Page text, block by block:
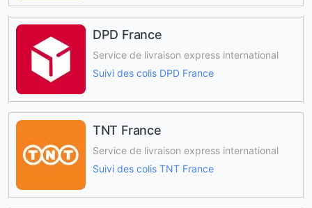
DPD France
Service de livraison express international
Suivi des colis DPD France
TNT France
Service de livraison express international
Suivi des colis TNT France